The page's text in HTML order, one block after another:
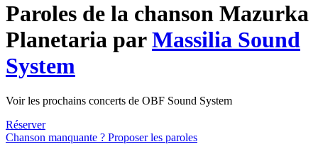
Paroles de la chanson Mazurka
Planetaria parMassilia Sound
System
Voir les prochains concerts de OBF Sound System
Réserver
Chanson manquante ? Proposer les paroles